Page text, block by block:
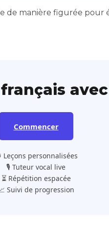
de manière figurée pour
Commencer
Leçons personnalisées
🎙️ Tuteur vocal live
⏳ Répétition espacée
Suivi de progression